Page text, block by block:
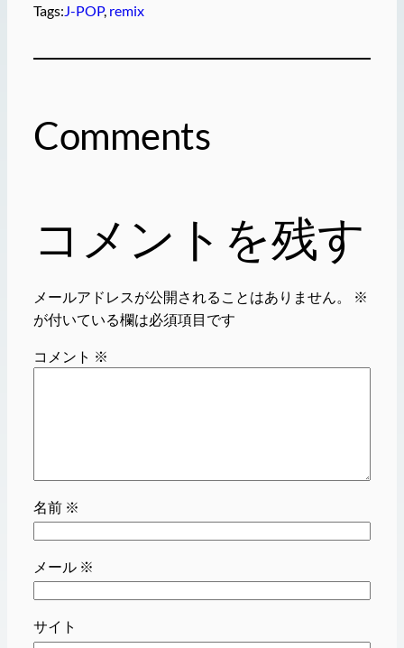
Tags:J-POP, remix
Comments
コメントを残す
メールアドレスが公開されることはありません。
※
が付いている欄は必須項目です
コメント ※
名前 ※
メール ※
サイト